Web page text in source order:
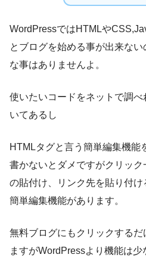
WordPressではHTMLや
とブログを始める事が出来な
な事はありませんよ。
使いたいコードをネットで調
いてあるし
HTMLタグと言う簡単編集機能
書かないとダメですがクリッ
の貼付け、リンク先を貼り付
簡単編集機能があります。
無料ブログにもクリックするだ
ますがWordPressより機能は少